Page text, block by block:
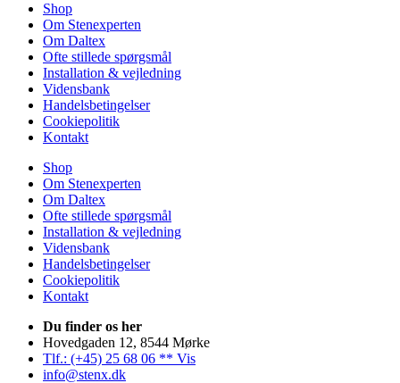
Shop
Om Stenexperten
Om Daltex
Ofte stillede spørgsmål
Installation & vejledning
Vidensbank
Handelsbetingelser
Cookiepolitik
Kontakt
Shop
Om Stenexperten
Om Daltex
Ofte stillede spørgsmål
Installation & vejledning
Vidensbank
Handelsbetingelser
Cookiepolitik
Kontakt
Du finder os her
Hovedgaden 12, 8544 Mørke
Tlf.: (+45) 25 68 06 ** Vis
info@stenx.dk